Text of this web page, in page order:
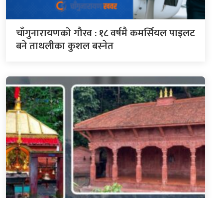
चाँगुनारायणको गौरव : १८ वर्षमै कमर्सियल पाइलट
बने ताथलीका कुशल बस्नेत